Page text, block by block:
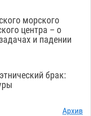
морского
центра – о
и падении
брак:
Архив